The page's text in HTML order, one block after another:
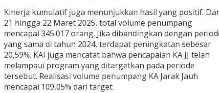
Kinerja kumulatif juga menunjukkan hasil yang positif.
21 hingga 22 Maret 2025, total volume penumpang
mencapai 345.017 orang. Jika dibandingkan dengan
yang sama di tahun 2024, terdapat peningkatan sebesar
20,59%. KAI juga mencatat bahwa pencapaian KA JJ telah
melampaui program yang ditargetkan pada periode
tersebut. Realisasi volume penumpang KA Jarak Jauh
mencapai 109,05% dari target.